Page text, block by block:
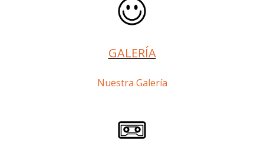
GALERÍA
Nuestra Galería